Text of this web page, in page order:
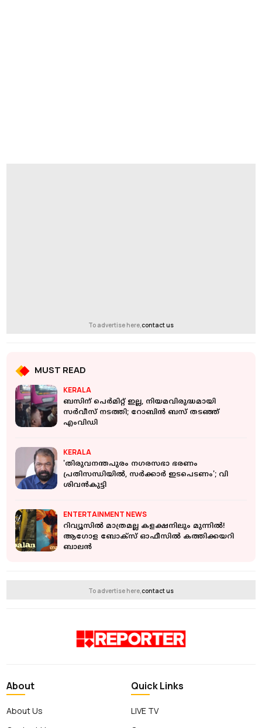
To advertise here,contact us
MUST READ
KERALA
ബസിന് പെര്‍മിറ്റ് ഇല്ല, നിയമവിരുദ്ധമായി
സര്‍വീസ് നടത്തി; റോബിന്‍ ബസ് തടഞ്ഞ്
എംവിഡി
KERALA
'തിരുവനന്തപുരം നഗരസഭാ ഭരണം
പ്രതിസന്ധിയില്‍, സര്‍ക്കാര്‍ ഇടപെടണം'; വി
ശിവന്‍കുട്ടി
ENTERTAINMENT NEWS
റിവ്യൂസിൽ മാത്രമല്ല കളക്ഷനിലും മുന്നിൽ!
ആഗോള ബോക്സ് ഓഫീസിൽ കത്തിക്കയറി
ബാലൻ
To advertise here,contact us
About
About Us
Quick Links
LIVE TV